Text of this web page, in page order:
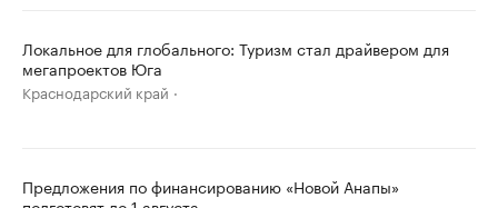
Локальное для глобального: Туризм стал драйвером для
мегапроектов Юга
Краснодарский край
Предложения по финансированию «Новой Анапы»